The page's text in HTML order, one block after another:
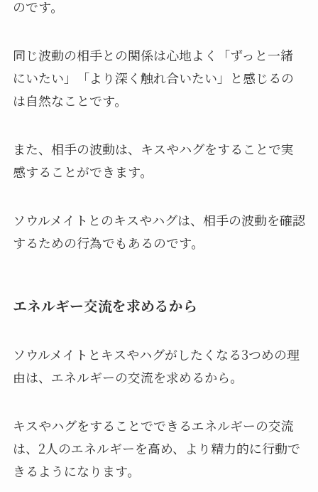
のです。
同じ波動の相手との関係は心地よく「ずっと一緒
にいたい」「より深く触れ合いたい」と感じるの
は自然なことです。
また、相手の波動は、キスやハグをすることで実
感することができます。
ソウルメイトとのキスやハグは、相手の波動を確認
するための行為でもあるのです。
エネルギー交流を求めるから
ソウルメイトとキスやハグがしたくなる3つめの理
由は、エネルギーの交流を求めるから。
キスやハグをすることでできるエネルギーの交流
は、2人のエネルギーを高め、より精力的に行動で
きるようになります。